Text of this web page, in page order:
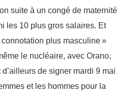
suite à un congé de maternité
les 10 plus gros salaires. Et
connotation plus masculine»
le nucléaire, avec Orano,
de signer mardi 9 mai
et les hommes pour la